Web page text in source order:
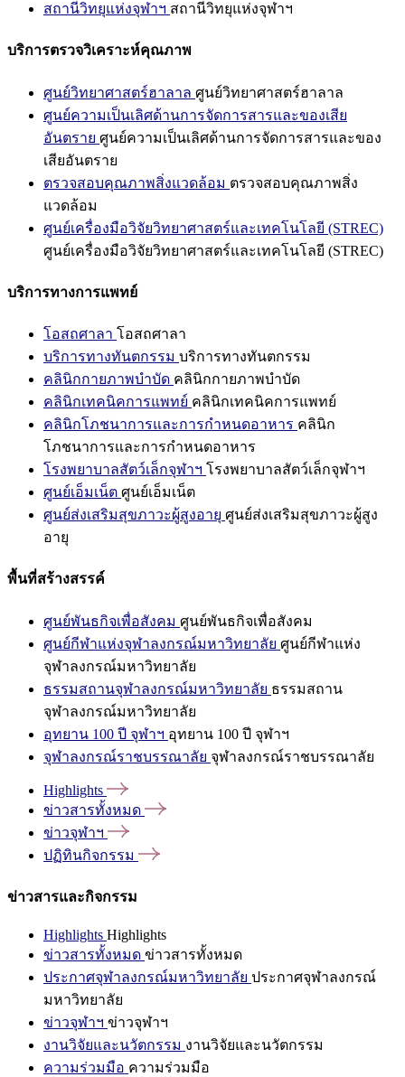
สถานีวิทยุแห่งจุฬาฯ สถานีวิทยุแห่งจุฬาฯ
บริการตรวจวิเคราะห์คุณภาพ
ศูนย์วิทยาศาสตร์ฮาลาล ศูนย์วิทยาศาสตร์ฮาลาล
ศูนย์ความเป็นเลิศด้านการจัดการสารและของเสีย
อันตราย ศูนย์ความเป็นเลิศด้านการจัดการสารและของ
เสียอันตราย
ตรวจสอบคุณภาพสิ่งแวดล้อม ตรวจสอบคุณภาพสิ่ง
แวดล้อม
ศูนย์เครื่องมือวิจัยวิทยาศาสตร์และเทคโนโลยี (STREC)
ศูนย์เครื่องมือวิจัยวิทยาศาสตร์และเทคโนโลยี (STREC)
บริการทางการแพทย์
โอสถศาลา โอสถศาลา
บริการทางทันตกรรม บริการทางทันตกรรม
คลินิกกายภาพบำบัด คลินิกกายภาพบำบัด
คลินิกเทคนิคการแพทย์ คลินิกเทคนิคการแพทย์
คลินิกโภชนาการและการกำหนดอาหาร คลินิก
โภชนาการและการกำหนดอาหาร
โรงพยาบาลสัตว์เล็กจุฬาฯ โรงพยาบาลสัตว์เล็กจุฬาฯ
ศูนย์เอ็มเน็ต ศูนย์เอ็มเน็ต
ศูนย์ส่งเสริมสุขภาวะผู้สูงอายุ ศูนย์ส่งเสริมสุขภาวะผู้สูง
อายุ
พื้นที่สร้างสรรค์
ศูนย์พันธกิจเพื่อสังคม ศูนย์พันธกิจเพื่อสังคม
ศูนย์กีฬาแห่งจุฬาลงกรณ์มหาวิทยาลัย ศูนย์กีฬาแห่ง
จุฬาลงกรณ์มหาวิทยาลัย
ธรรมสถานจุฬาลงกรณ์มหาวิทยาลัย ธรรมสถาน
จุฬาลงกรณ์มหาวิทยาลัย
อุทยาน 100 ปี จุฬาฯ อุทยาน 100 ปี จุฬาฯ
จุฬาลงกรณ์ราชบรรณาลัย จุฬาลงกรณ์ราชบรรณาลัย
Highlights
ข่าวสารทั้งหมด
ข่าวจุฬาฯ
ปฏิทินกิจกรรม
ข่าวสารและกิจกรรม
Highlights Highlights
ข่าวสารทั้งหมด ข่าวสารทั้งหมด
ประกาศจุฬาลงกรณ์มหาวิทยาลัย ประกาศจุฬาลงกรณ์
มหาวิทยาลัย
ข่าวจุฬาฯ ข่าวจุฬาฯ
งานวิจัยและนวัตกรรม งานวิจัยและนวัตกรรม
ความร่วมมือ ความร่วมมือ